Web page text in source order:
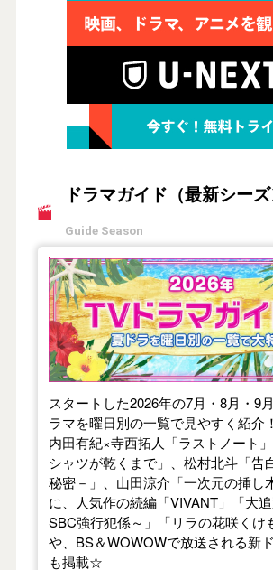
ドラマガイド（最新シーズ
Guide Season
【2026年夏】TVドラマガイド
スタートした2026年の7月・8月・9
ラマを曜日別の一覧で見やすく紹介！
内田有紀×寺西拓人「ラストノート
シャツが乾くまで」、松村北斗「告
秘密－」、山田涼介「一次元の挿し
に、人気作の続編「VIVANT」「大
SBC強行犯係～」「リラの花咲くけ
や、BS＆WOWOWで放送される新
も掲載☆